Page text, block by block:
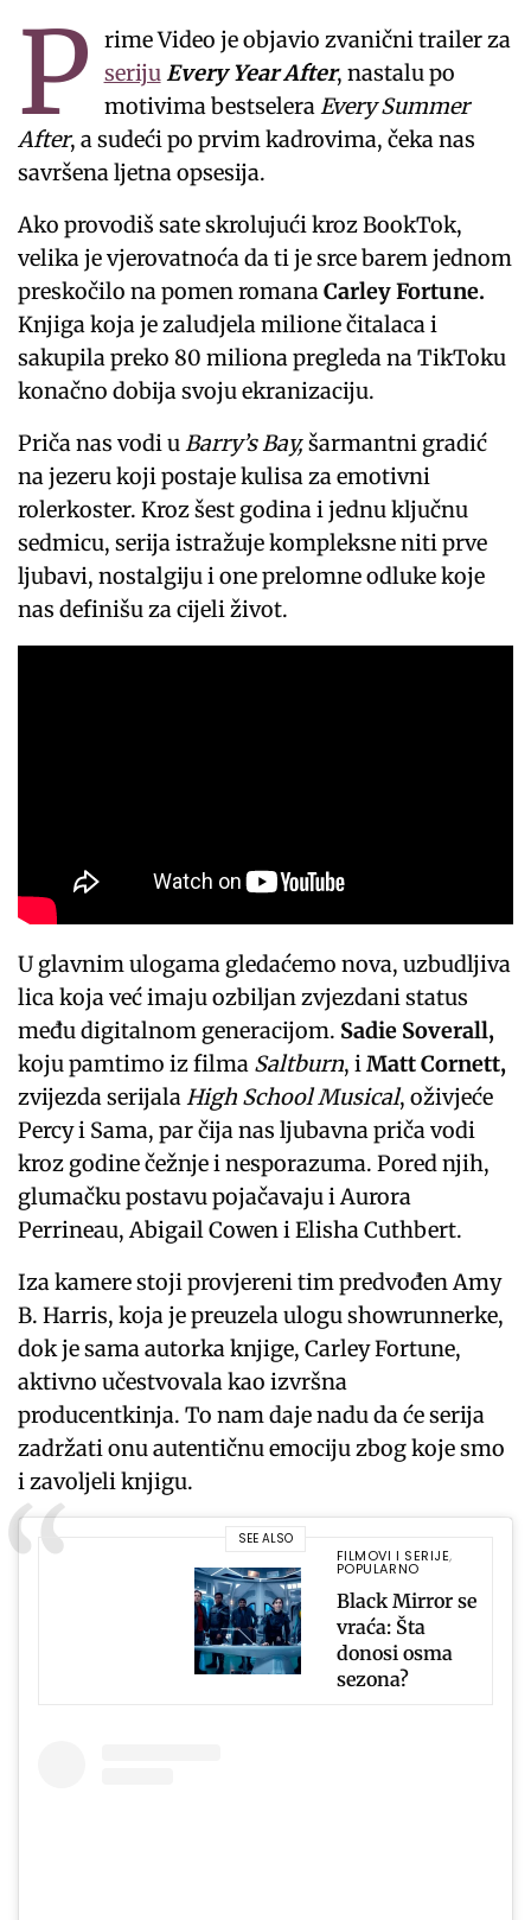
P
rime Video je objavio zvanični trailer za
serijuEvery Year After, nastalu po
motivima bestseleraEvery Summer
After, a sudeći po prvim kadrovima, čeka nas
savršena ljetna opsesija.
Ako provodiš sate skrolujući kroz BookTok,
velika je vjerovatnoća da ti je srce barem jednom
preskočilo na pomen romanaCarley Fortune.
Knjiga koja je zaludjela milione čitalaca i
sakupila preko 80 miliona pregleda na TikToku
konačno dobija svoju ekranizaciju.
Priča nas vodi uBarry’s Bay,šarmantni gradić
na jezeru koji postaje kulisa za emotivni
rolerkoster. Kroz šest godina i jednu ključnu
sedmicu, serija istražuje kompleksne niti prve
ljubavi, nostalgiju i one prelomne odluke koje
nas definišu za cijeli život.
U glavnim ulogama gledaćemo nova, uzbudljiva
lica koja već imaju ozbiljan zvjezdani status
među digitalnom generacijom. Sadie Soverall,
koju pamtimo iz filma Saltburn, iMatt Cornett,
zvijezda serijalaHigh School Musical, oživjeće
Percy i Sama, par čija nas ljubavna priča vodi
kroz godine čežnje i nesporazuma. Pored njih,
glumačku postavu pojačavaju i Aurora
Perrineau, Abigail Cowen i Elisha Cuthbert.
Iza kamere stoji provjereni tim predvođen Amy
B. Harris, koja je preuzela ulogu showrunnerke,
dok je sama autorka knjige, Carley Fortune,
aktivno učestvovala kao izvršna
producentkinja. To nam daje nadu da će serija
zadržati onu autentičnu emociju zbog koje smo
i zavoljeli knjigu.
SEE ALSO
FILMOVI I SERIJE,
POPULARNO
Black Mirror se
vraća: Šta
donosi osma
sezona?